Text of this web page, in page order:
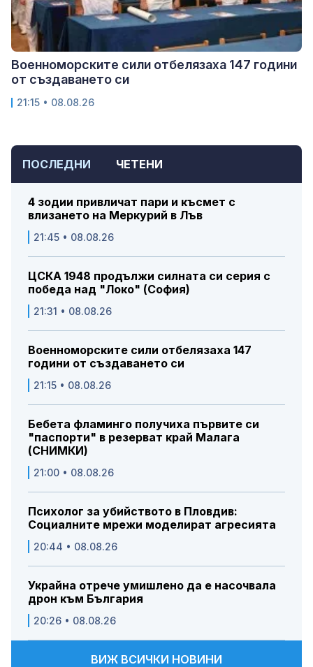
ПОСЛЕДНИ ЧЕТЕНИ
4 зодии привличат пари и късмет с
влизането на Меркурий в Лъв
21:45 • 08.08.26
ЦСКА 1948 продължи силната си серия с
победа над "Локо" (София)
21:31 • 08.08.26
Военноморските сили отбелязаха 147
години от създаването си
21:15 • 08.08.26
Бебета фламинго получиха първите си
"паспорти" в резерват край Малага
(СНИМКИ)
21:00 • 08.08.26
Психолог за убийството в Пловдив:
Социалните мрежи моделират агресията
20:44 • 08.08.26
Украйна отрече умишлено да е насочвала
дрон към България
20:26 • 08.08.26
ВИЖ ВСИЧКИ НОВИНИ
Военноморските сили отбелязаха 147 години
от създаването си
21:15 • 08.08.26